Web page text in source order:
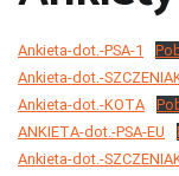
przechodzą
również
przygotowywane
bardzo dobrze
Ankieta-dot.-PSA-1
Ankieta-dot.-
Ankieta-dot.-KOTA
ANKIETA-dot.-PSA-EU
Ankieta-dot.-